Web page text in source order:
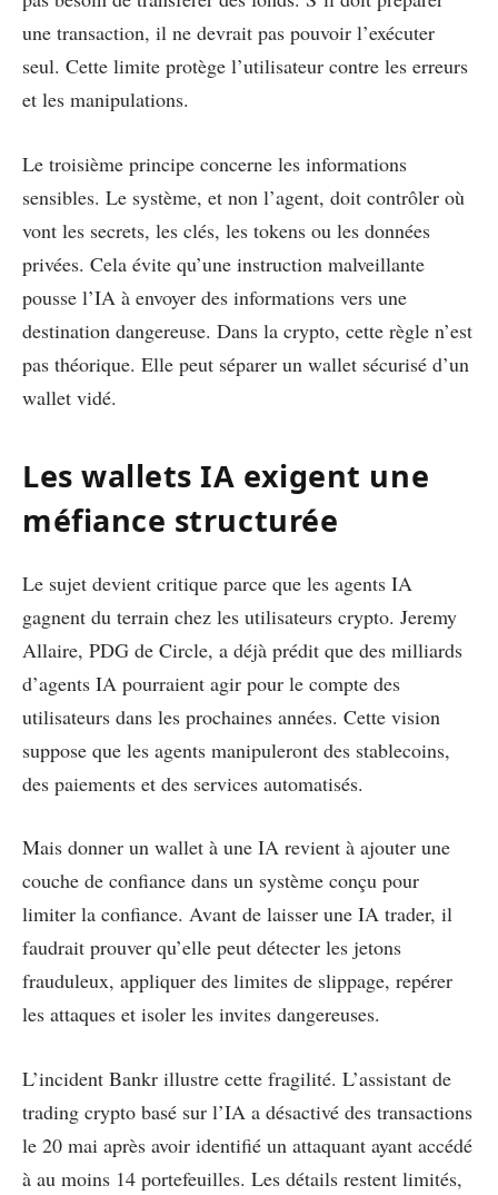
une transaction, il ne devrait pas pouvoir l’exécuter
seul. Cette limite protège l’utilisateur contre les erreurs
et les manipulations.
Le troisième principe concerne les informations
sensibles. Le système, et non l’agent, doit contrôler où
vont les secrets, les clés, les tokens ou les données
privées. Cela évite qu’une instruction malveillante
pousse l’IA à envoyer des informations vers une
destination dangereuse. Dans la crypto, cette règle n’est
pas théorique. Elle peut séparer un wallet sécurisé d’un
wallet vidé.
Les wallets IA exigent une
méfiance structurée
Le sujet devient critique parce que les agents IA
gagnent du terrain chez les utilisateurs crypto. Jeremy
Allaire, PDG de Circle, a déjà prédit que des milliards
d’agents IA pourraient agir pour le compte des
utilisateurs dans les prochaines années. Cette vision
suppose que les agents manipuleront des stablecoins,
des paiements et des services automatisés.
Mais donner un wallet à une IA revient à ajouter une
couche de confiance dans un système conçu pour
limiter la confiance. Avant de laisser une IA trader, il
faudrait prouver qu’elle peut détecter les jetons
frauduleux, appliquer des limites de slippage, repérer
les attaques et isoler les invites dangereuses.
L’incident Bankr illustre cette fragilité. L’assistant de
trading crypto basé sur l’IA a désactivé des transactions
le 20 mai après avoir identifié un attaquant ayant accédé
à au moins 14 portefeuilles. Les détails restent limités,